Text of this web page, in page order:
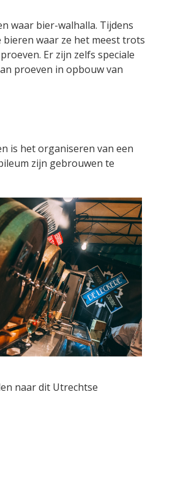
waar bier-walhalla. Tijdens
waar ze het meest trots
Er zijn zelfs speciale
proeven in opbouw van
is het organiseren van een
zijn gebrouwen te
naar dit Utrechtse